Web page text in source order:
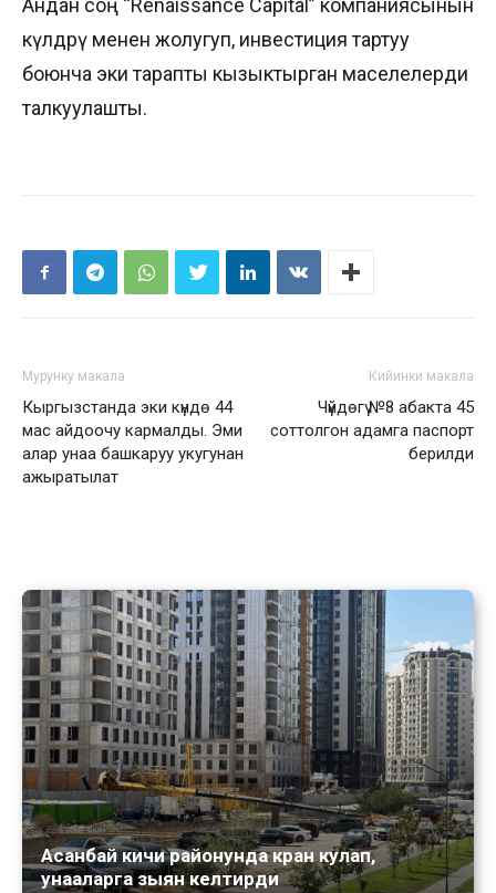
Андан соң “Renaissance Capital” компаниясынын
өкүлдөрү менен жолугуп, инвестиция тартуу
боюнча эки тарапты кызыктырган маселелерди
талкуулашты.
Мурунку макала
Кыргызстанда эки күндө 44
мас айдоочу кармалды. Эми
алар унаа башкаруу укугунан
ажыратылат
Кийинки макала
Чүйдөгү №8 абакта 45
соттолгон адамга паспорт
берилди
Асанбай кичи районунда кран кулап,
унааларга зыян келтирди